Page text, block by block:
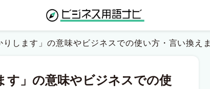
りします」の意味やビジネスでの使い方・言い換え
す」の意味やビジネスでの使